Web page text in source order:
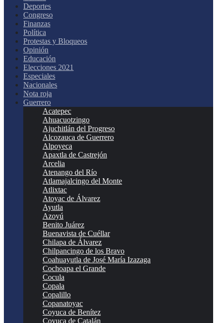
Deportes
Congreso
Finanzas
Política
Protestas y Bloqueos
Opinión
Educación
Elecciones 2021
Especiales
Nacionales
Nota roja
Guerrero
Acatepec
Ahuacuotzingo
Ajuchitlán del Progreso
Alcozauca de Guerrero
Alpoyeca
Apaxtla de Castrejón
Arcelia
Atenango del Río
Atlamajalcingo del Monte
Atlixtac
Atoyac de Álvarez
Ayutla
Azoyú
Benito Juárez
Buenavista de Cuéllar
Chilapa de Álvarez
Chilpancingo de los Bravo
Coahuayutla de José María Izazaga
Cochoapa el Grande
Cocula
Copala
Copalillo
Copanatoyac
Coyuca de Benítez
Coyuca de Catalán